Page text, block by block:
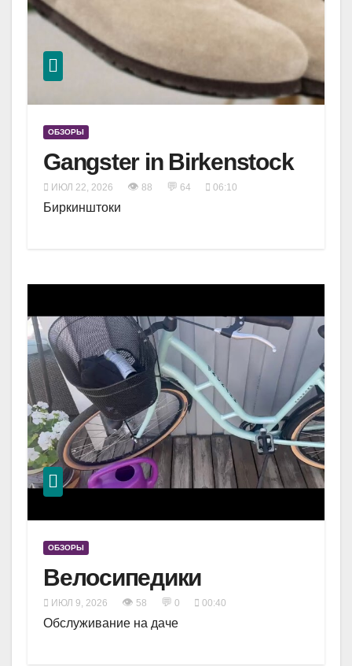
ОБЗОРЫ
Gangster in Birkenstock
ИЮЛ 22, 2026 👁 88 💬 64 06:10
Биркинштоки
ОБЗОРЫ
Велосипедики
ИЮЛ 9, 2026 👁 58 💬 0 00:40
Обслуживание на даче